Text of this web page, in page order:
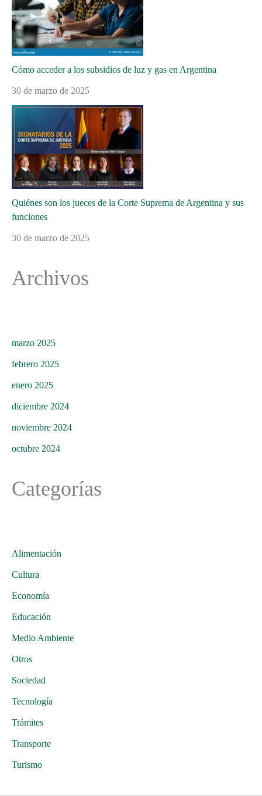
Cómo acceder a los subsidios de luz y gas en Argentina
30 de marzo de 2025
Quiénes son los jueces de la Corte Suprema de Argentina y sus
funciones
30 de marzo de 2025
Archivos
marzo 2025
febrero 2025
enero 2025
diciembre 2024
noviembre 2024
octubre 2024
Categorías
Alimentación
Cultura
Economía
Educación
Medio Ambiente
Otros
Sociedad
Tecnología
Trámites
Transporte
Turismo